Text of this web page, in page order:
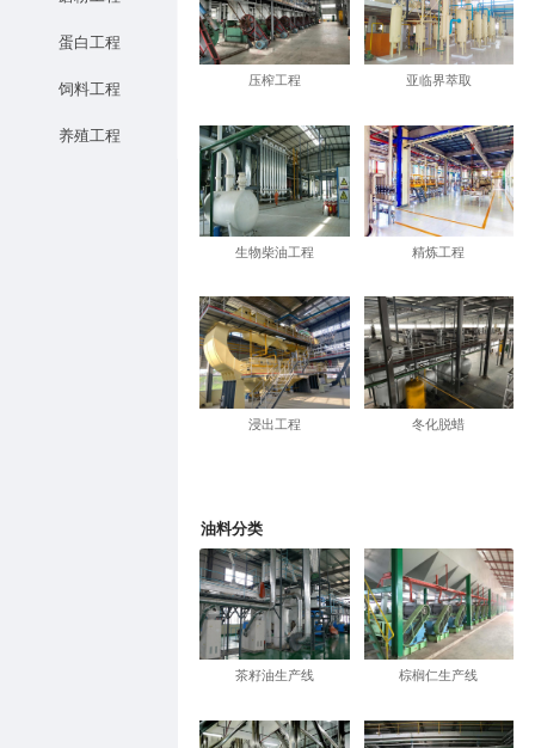
蛋白工程
饲料工程
养殖工程
压榨工程 亚临界萃取
生物柴油工程 精炼工程
浸出工程 冬化脱蜡
油料分类
茶籽油生产线 棕榈仁生产线